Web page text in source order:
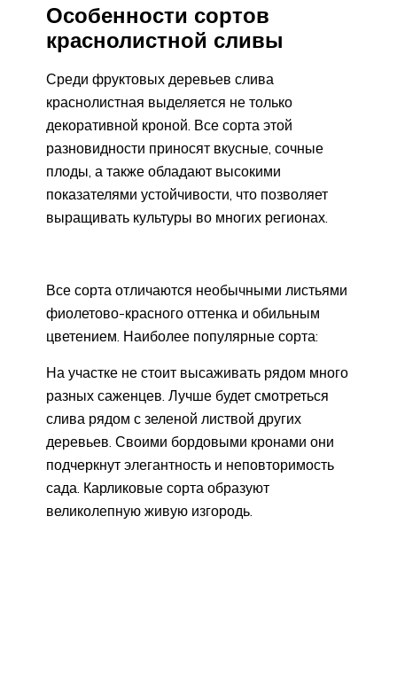
Особенности сортов
краснолистной сливы
Среди фруктовых деревьев слива
краснолистная выделяется не только
декоративной кроной. Все сорта этой
разновидности приносят вкусные, сочные
плоды, а также обладают высокими
показателями устойчивости, что позволяет
выращивать культуры во многих регионах.
Все сорта отличаются необычными листьями
фиолетово-красного оттенка и обильным
цветением. Наиболее популярные сорта:
На участке не стоит высаживать рядом много
разных саженцев. Лучше будет смотреться
слива рядом с зеленой листвой других
деревьев. Своими бордовыми кронами они
подчеркнут элегантность и неповторимость
сада. Карликовые сорта образуют
великолепную живую изгородь.